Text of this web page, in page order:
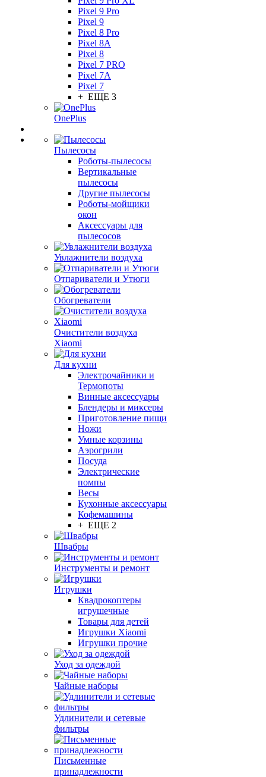
Pixel 9 Pro
Pixel 9
Pixel 8 Pro
Pixel 8A
Pixel 8
Pixel 7 PRO
Pixel 7A
Pixel 7
+ ЕЩЕ 3
OnePlus
Пылесосы
Роботы-пылесосы
Вертикальные
пылесосы
Другие пылесосы
Роботы-мойщики
окон
Аксессуары для
пылесосов
Увлажнители воздуха
Отпариватели и Утюги
Обогреватели
Очистители воздуха
Xiaomi
Для кухни
Электрочайники и
Термопоты
Винные аксессуары
Блендеры и миксеры
Приготовление пищи
Ножи
Умные корзины
Аэрогрили
Посуда
Электрические
помпы
Весы
Кухонные аксессуары
Кофемашины
+ ЕЩЕ 2
Швабры
Инструменты и ремонт
Игрушки
Квадрокоптеры
игрушечные
Товары для детей
Игрушки Xiaomi
Игрушки прочие
Уход за одеждой
Чайные наборы
Удлинители и сетевые
фильтры
Письменные
принадлежности